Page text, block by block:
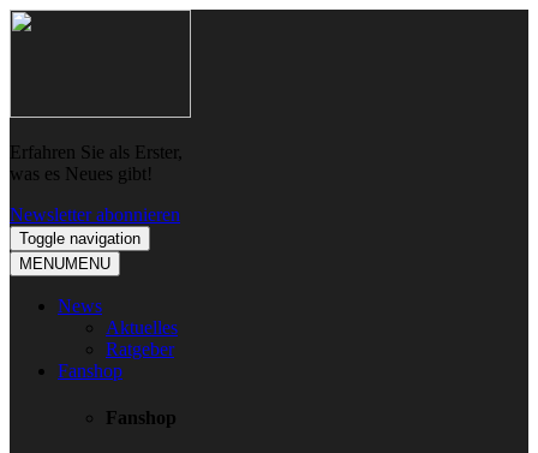
Skip
Skip
Erfahren Sie als Erster,
was es Neues gibt!
Newsletter abonnieren
Toggle navigation
MENUMENU
News
Aktuelles
Ratgeber
Fanshop
Fanshop